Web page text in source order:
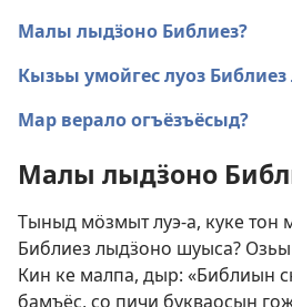
Малы лыдӟоно Библиез?
Кызьы умойгес луоз
Мар верало огъёзъёсыд?
Малы лыдӟоно
Тыныд мӧзмыт луэ-а, куке тон
Библиез лыдӟоно шуыса? Озьы
Кин ке малпа, дыр: «Библиын
бамъёс, со пичи букваосын